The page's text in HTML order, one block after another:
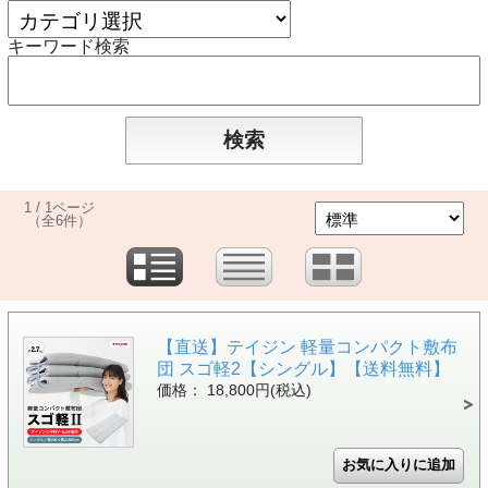
キーワード検索
1 / 1ページ
（全6件）
【直送】テイジン 軽量コンパクト敷布
団 スゴ軽2【シングル】【送料無料】
価格： 18,800円(税込)